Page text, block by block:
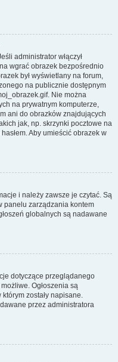
administrator włączył
wgrać obrazek bezpośrednio
był wyświetlany na forum,
na publicznie dostępnym
Nie można
na prywatnym komputerze,
ani do obrazków znajdujących
jak, np. skrzynki pocztowe na
Aby umieścić obrazek w
i należy zawsze je czytać. Są
panelu zarządzania kontem
globalnych są nadawane
dotyczące przeglądanego
Ogłoszenia są
zostały napisane.
przez administratora